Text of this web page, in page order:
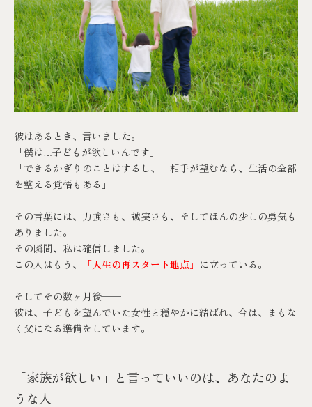
彼はあるとき、言いました。
「僕は…子どもが欲しいんです」
「できるかぎりのことはするし、 相手が望むなら、生活の全部
を整える覚悟もある」
その言葉には、力強さも、誠実さも、そしてほんの少しの勇気も
ありました。
その瞬間、私は確信しました。
この人はもう、
「人生の再スタート地点」 に立っている。
そしてその数ヶ月後──
彼は、子どもを望んでいた女性と穏やかに結ばれ、今は、まもな
く父になる準備をしています。
「家族が欲しい」と言っていいのは、あなたのよ
うな人